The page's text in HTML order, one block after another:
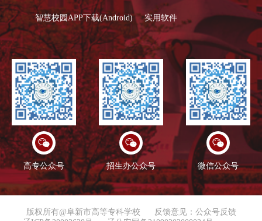
智慧校园APP下载(Android) 实用软件
高专公众号 招生办公众号 微信公众号
版权所有@阜新市高等专科学校
反馈意见：公众号反馈